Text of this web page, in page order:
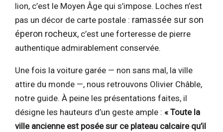
lion, c’est le Moyen Âge qui s’impose. Loches n’est
pas un décor de carte postale : ramassée sur son
éperon rocheux, c’est une forteresse de pierre
authentique admirablement conservée.
Une fois la voiture garée — non sans mal, la ville
attire du monde —, nous retrouvons Olivier Châble,
notre guide. À peine les présentations faites, il
désigne les hauteurs d’un geste ample : « Toute la
ville ancienne est posée sur ce plateau calcaire qu’il